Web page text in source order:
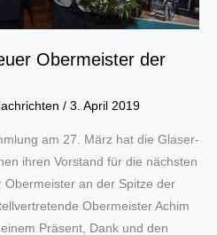
Obermeister der
/ 3. April 2019
am 27. März hat die Glaser-
ihren Vorstand für die nächsten
an der Spitze der
Obermeister Achim
Präsent, Dank und den